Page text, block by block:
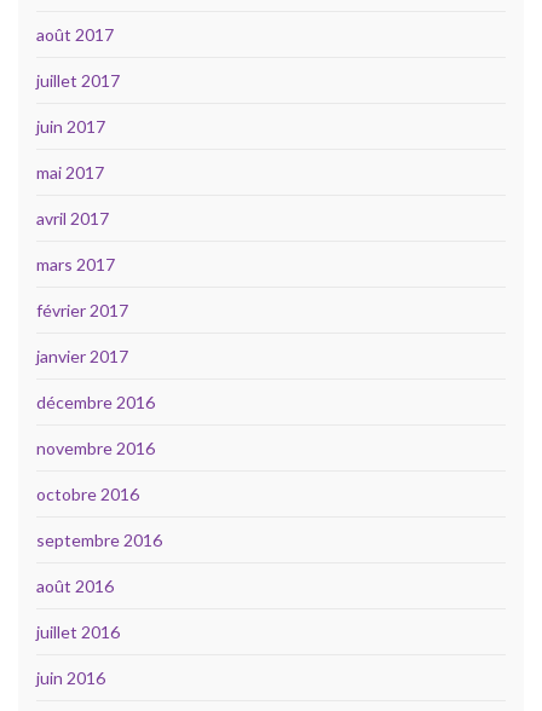
août 2017
juillet 2017
juin 2017
mai 2017
avril 2017
mars 2017
février 2017
janvier 2017
décembre 2016
novembre 2016
octobre 2016
septembre 2016
août 2016
juillet 2016
juin 2016